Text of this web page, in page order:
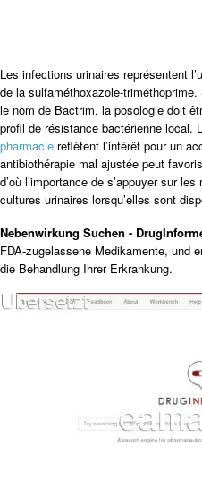
Les infections urinaires représentent
de la sulfaméthoxazole-
le nom de Bactrim, la posologie doit
profil de résistance bactérienne local.
pharmacie reflètent l’intérêt pour un
antibiothérapie mal ajustée peut
d’où l’importance de s’appuyer sur
cultures urinaires lorsqu’elles sont
Nebenwirkung Suchen -
FDA-zugelassene Medikamente, und
die Behandlung Ihrer Erkrankung.